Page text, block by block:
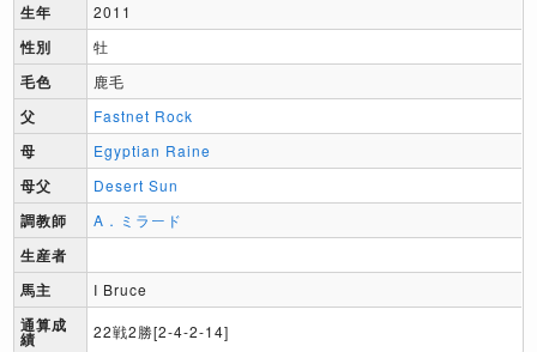
生年 2011
性別 牡
毛色 鹿毛
父 Fastnet Rock
母 Egyptian Raine
母父 Desert Sun
調教師 A．ミラード
生産者
馬主
I Bruce
通算成
績 22戦2勝[2-4-2-14]